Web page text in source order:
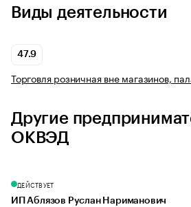
Виды деятельности
47.9
Торговля розничная вне магазинов,
Другие
ОКВЭД
ДЕЙСТВУЕТ
ИП Аблязов Руслан Нариманович